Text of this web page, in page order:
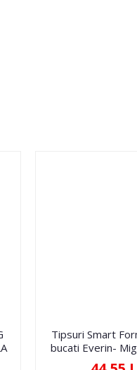
Tipsuri Smart
bucati Everin-